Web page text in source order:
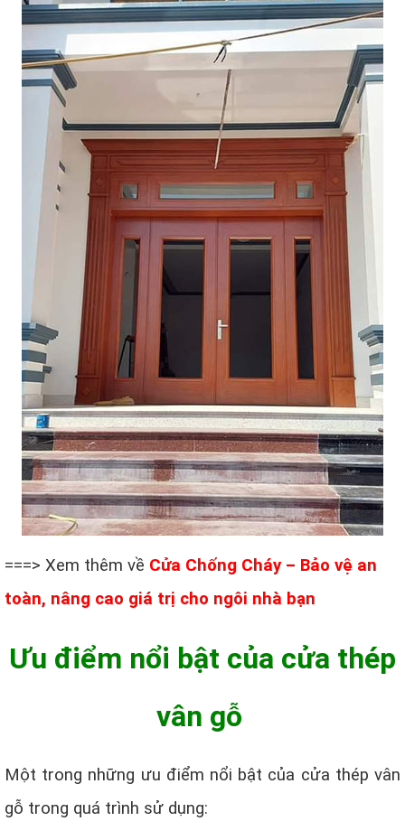
===> Xem thêm về Cửa Chống Cháy – Bảo vệ an
toàn, nâng cao giá trị cho ngôi nhà bạn
Ưu điểm nổi bật của cửa thép
vân gỗ
Một trong những ưu điểm nổi bật của cửa thép vân
gỗ trong quá trình sử dụng: